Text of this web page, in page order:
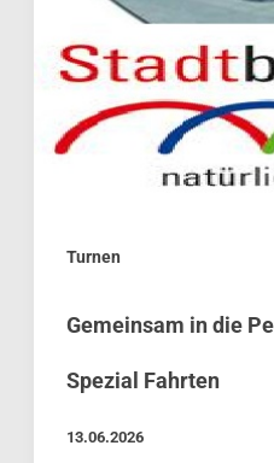
Turnen
Gemeinsam in die
Spezial Fahrten
13.06.2026